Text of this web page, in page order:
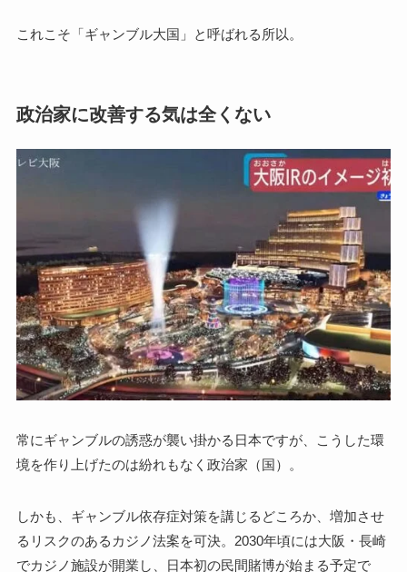
これこそ「ギャンブル大国」と呼ばれる所以。
政治家に改善する気は全くない
常にギャンブルの誘惑が襲い掛かる日本ですが、こうした環
境を作り上げたのは紛れもなく政治家（国）。
しかも、ギャンブル依存症対策を講じるどころか、増加させ
るリスクのあるカジノ法案を可決。2030年頃には大阪・長崎
でカジノ施設が開業し、日本初の民間賭博が始まる予定で